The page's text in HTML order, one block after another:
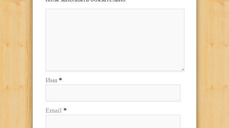
Имя *
Email *